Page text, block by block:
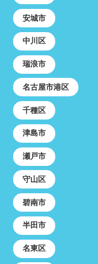
安城市
中川区
瑞浪市
名古屋市港区
千種区
津島市
瀬戸市
守山区
碧南市
半田市
名東区